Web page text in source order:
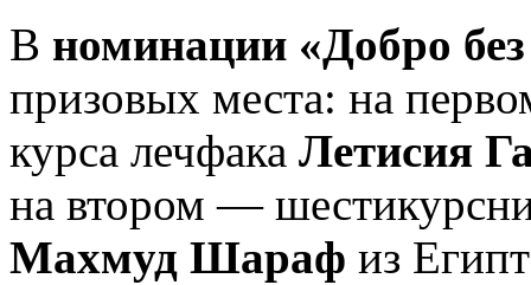
В номинации «Добро
призовых места: на
курса лечфака Летисия
на втором —
Махмуд Шараф из